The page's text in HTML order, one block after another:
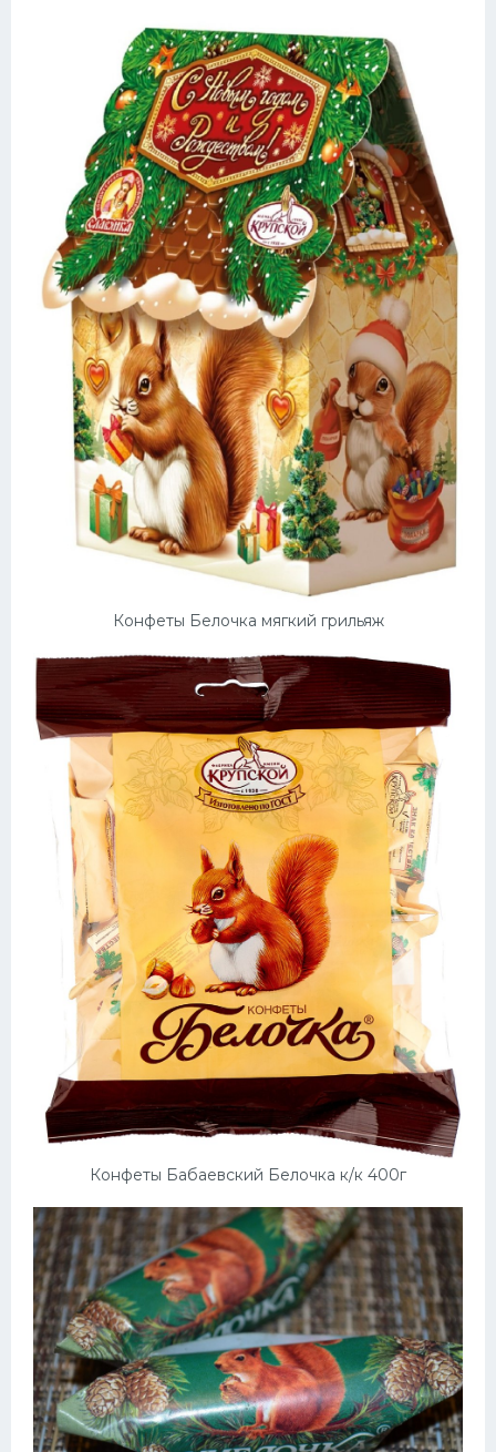
Конфеты Белочка мягкий грильяж
Конфеты Бабаевский Белочка к/к 400г